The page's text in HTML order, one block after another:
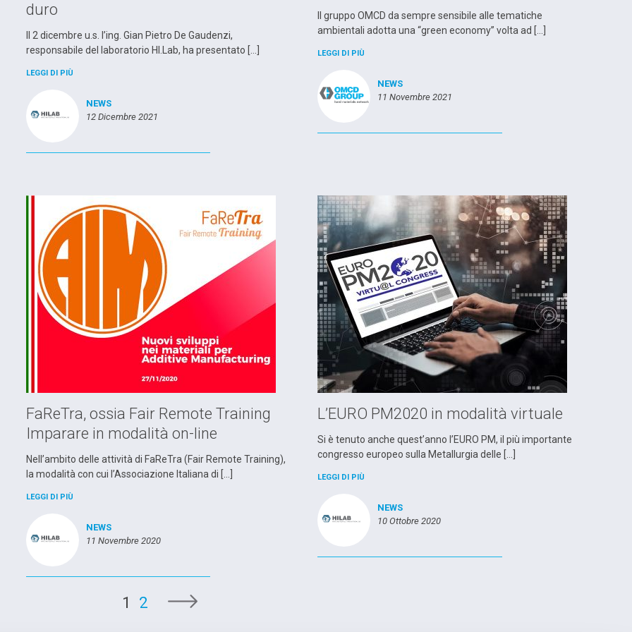
duro
Il 2 dicembre u.s. l’ing. Gian Pietro De Gaudenzi,
responsabile del laboratorio HI.Lab, ha presentato […]
LEGGI DI PIÙ
NEWS
12 Dicembre 2021
Il gruppo OMCD da sempre sensibile alle tematiche
ambientali adotta una “green economy” volta ad […]
LEGGI DI PIÙ
NEWS
11 Novembre 2021
FaReTra, ossia Fair Remote Training
Imparare in modalità on-line
Nell’ambito delle attività di FaReTra (Fair Remote Training),
la modalità con cui l’Associazione Italiana di […]
LEGGI DI PIÙ
NEWS
11 Novembre 2020
L’EURO PM2020 in modalità virtuale
Si è tenuto anche quest’anno l’EURO PM, il più importante
congresso europeo sulla Metallurgia delle […]
LEGGI DI PIÙ
NEWS
10 Ottobre 2020
1 2